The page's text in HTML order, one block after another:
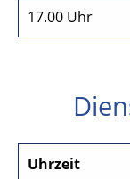
17.00 Uhr
Uhrzeit